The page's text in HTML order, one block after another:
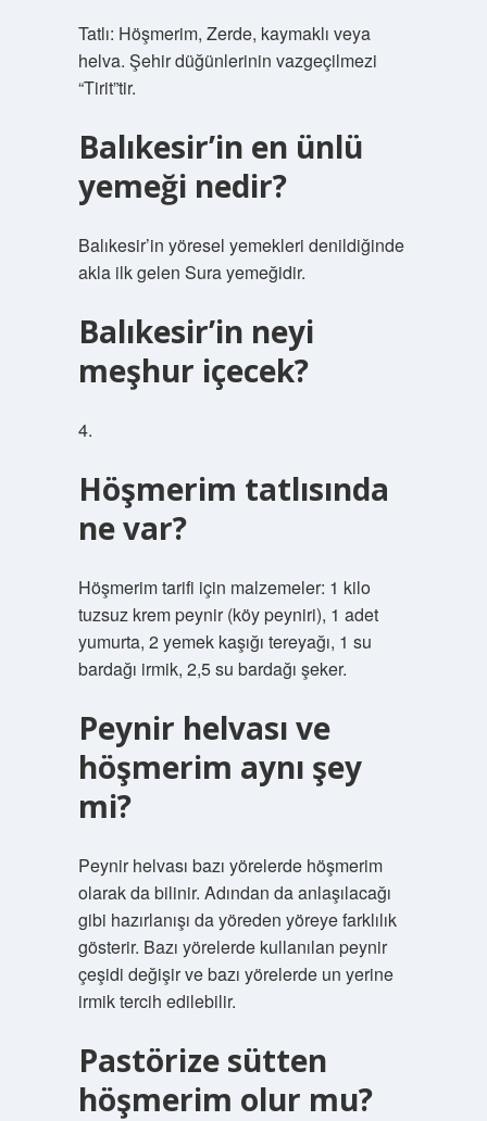
Tatlı: Höşmerim, Zerde, kaymaklı veya
helva. Şehir düğünlerinin vazgeçilmezi
“Tirit”tir.
Balıkesir’in en ünlü
yemeği nedir?
Balıkesir’in yöresel yemekleri denildiğinde
akla ilk gelen Sura yemeğidir.
Balıkesir’in neyi
meşhur içecek?
4.
Höşmerim tatlısında
ne var?
Höşmerim tarifi için malzemeler: 1 kilo
tuzsuz krem ​​peynir (köy peyniri), 1 adet
yumurta, 2 yemek kaşığı tereyağı, 1 su
bardağı irmik, 2,5 su bardağı şeker.
Peynir helvası ve
höşmerim aynı şey
mi?
Peynir helvası bazı yörelerde höşmerim
olarak da bilinir. Adından da anlaşılacağı
gibi hazırlanışı da yöreden yöreye farklılık
gösterir. Bazı yörelerde kullanılan peynir
çeşidi değişir ve bazı yörelerde un yerine
irmik tercih edilebilir.
Pastörize sütten
höşmerim olur mu?